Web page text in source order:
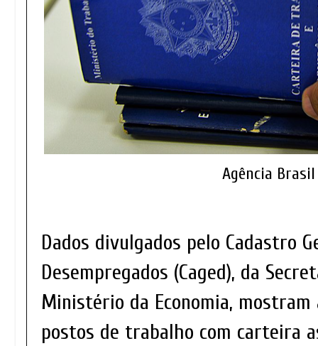
Agência
Dados divulgados pelo Cadastro
Desempregados (Caged), da
Ministério da Economia, mostram
postos de trabalho com carteira